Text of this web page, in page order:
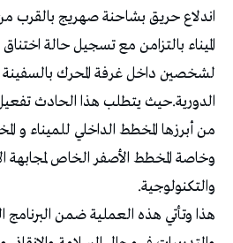
اندلاع حريق بشاحنة صهريج بالقرب
لشخصين داخل غرفة المحرك بالسفينة
الدورية.حيث يتطلب هذا الحادث
من أبرزها المخطط الداخلي للميناء و
وخاصة المخطط الأصفر الخاص لمجابهة
والتكنولوجية.
هذا وتأتي هذه العملية ضمن